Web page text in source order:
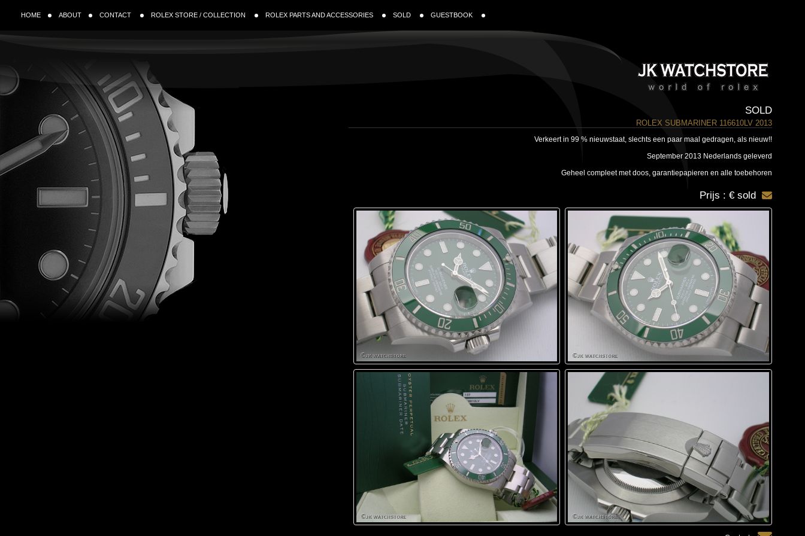
HOME ABOUT CONTACT ROLEX STORE / COLLECTION ROLEX PARTS AND ACCESSORIES SOLD GUESTBOOK
SOLD
ROLEX SUBMARINER 116610LV 2013
Verkeert in 99 % nieuwstaat, slechts een paar maal gedragen, als nieuw!!
September 2013 Nederlands geleverd
Geheel compleet met doos, garantiepapieren en alle toebehoren
Prijs : € sold